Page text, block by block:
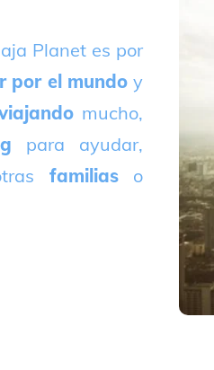
Planet es por
por el mundo y
mucho,
para ayudar,
familiaso